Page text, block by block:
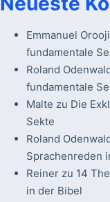
Emmanuel
fundamentale
Roland
fundamentale
Malte zu Die
Sekte
Roland
Sprachenreden
Reinerzu 14
in der Bibel